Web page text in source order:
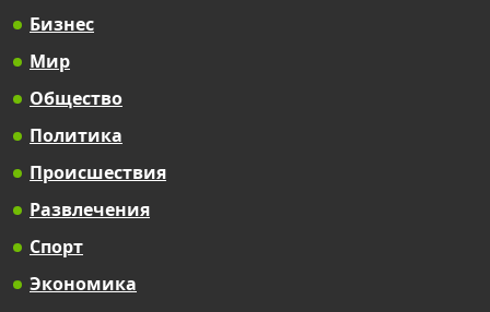
Бизнес
Мир
Общество
Политика
Происшествия
Развлечения
Спорт
Экономика